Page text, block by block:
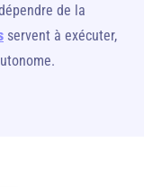
de la
servent à exécuter,